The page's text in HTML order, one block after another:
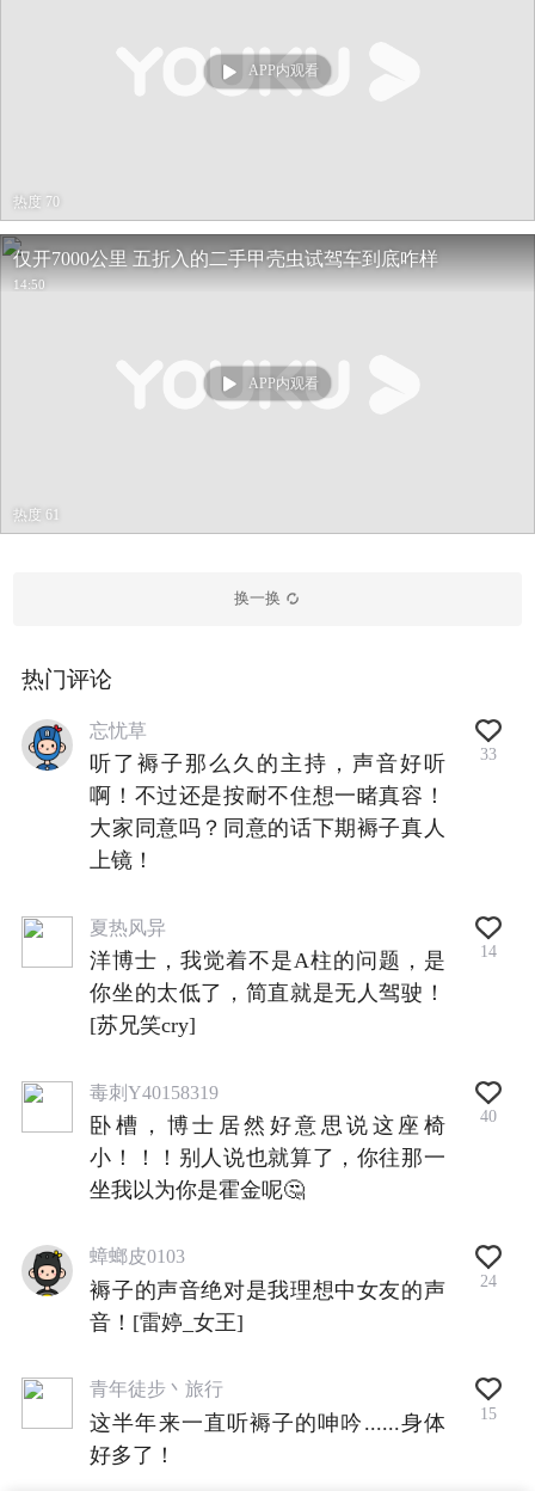
APP内观看
热度 70
仅开7000公里 五折入的二手甲壳虫试驾车到底咋样
14:50
APP内观看
热度 61
换一换
热门评论
忘忧草
听了褥子那么久的主持，声音好听
啊！不过还是按耐不住想一睹真容！
大家同意吗？同意的话下期褥子真人
上镜！
33
夏热风异
洋博士，我觉着不是A柱的问题，是
你坐的太低了，简直就是无人驾驶！
[苏兄笑cry]
14
毒刺Y40158319
卧槽，博士居然好意思说这座椅
小！！！别人说也就算了，你往那一
坐我以为你是霍金呢🤔
40
蟑螂皮0103
褥子的声音绝对是我理想中女友的声
音！[雷婷_女王]
24
青年徒步丶旅行
这半年来一直听褥子的呻吟......身体
好多了！
15